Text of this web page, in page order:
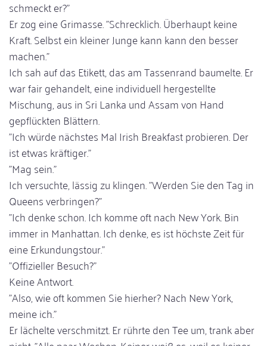
schmeckt er?"
Er zog eine Grimasse. "Schrecklich. Überhaupt keine
Kraft. Selbst ein kleiner Junge kann kann den besser
machen."
Ich sah auf das Etikett, das am Tassenrand baumelte. Er
war fair gehandelt, eine individuell hergestellte
Mischung, aus in Sri Lanka und Assam von Hand
gepflückten Blättern.
"Ich würde nächstes Mal Irish Breakfast probieren. Der
ist etwas kräftiger."
"Mag sein."
Ich versuchte, lässig zu klingen. "Werden Sie den Tag in
Queens verbringen?"
"Ich denke schon. Ich komme oft nach New York. Bin
immer in Manhattan. Ich denke, es ist höchste Zeit für
eine Erkundungstour."
"Offizieller Besuch?"
Keine Antwort.
"Also, wie oft kommen Sie hierher? Nach New York,
meine ich."
Er lächelte verschmitzt. Er rührte den Tee um, trank aber